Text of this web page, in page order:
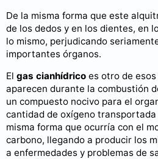
De la misma forma que este
de los dedos y en los dientes, en
lo mismo, perjudicando
importantes órganos.
El gas cianhídrico es otro de
aparecen durante la combustión
un compuesto nocivo para el
cantidad de oxígeno transportada
misma forma que ocurría con el
carbono, llegando a producir los
a enfermedades y problemas de